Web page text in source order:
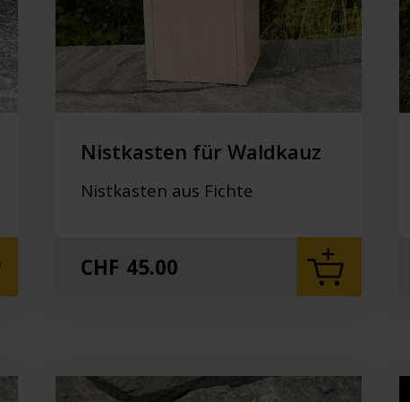
Nistkasten für Waldkauz
Nistkasten aus Fichte
CHF 45.00